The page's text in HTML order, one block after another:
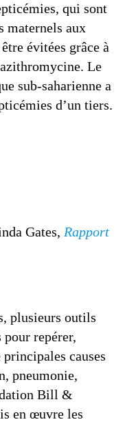
qui sont
maternels aux
évitées grâce à
Le
sub-saharienne a
d’un tiers.
Gates, Rapport
plusieurs outils
repérer,
causes
pneumonie,
Bill &
en œuvre les